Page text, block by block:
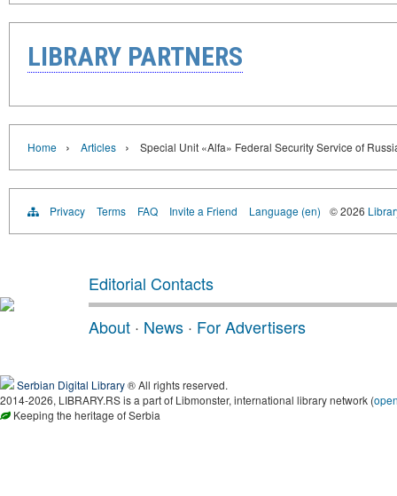
LIBRARY PARTNERS
Home › Articles › Special Unit «Alfa» Federal Security Service of
Privacy Terms FAQ Invite a Friend Language (en) © 2026
Editorial Contacts
About · News · For Advertisers
Serbian Digital Library® All rights reserved.
2014-2026, LIBRARY.RS is a part of Libmonster, international library network (
Keeping the heritage of Serbia